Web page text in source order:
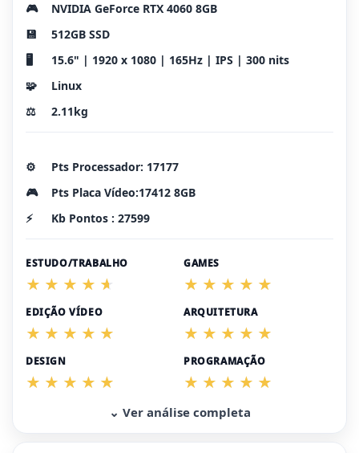
🎮
NVIDIA GeForce RTX 4060 8GB
💾
512GB SSD
🖥️
15.6" | 1920 x 1080 | 165Hz | IPS | 300 nits
🧩
Linux
⚖️
2.11kg
⚙️
Pts Processador: 17177
🎮
Pts Placa Vídeo:17412 8GB
⚡
Kb Pontos : 27599
ESTUDO/TRABALHO GAMES
EDIÇÃO VÍDEO ARQUITETURA
DESIGN PROGRAMAÇÃO
⌄ Ver análise completa